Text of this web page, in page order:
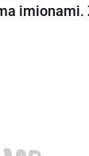
imionami.